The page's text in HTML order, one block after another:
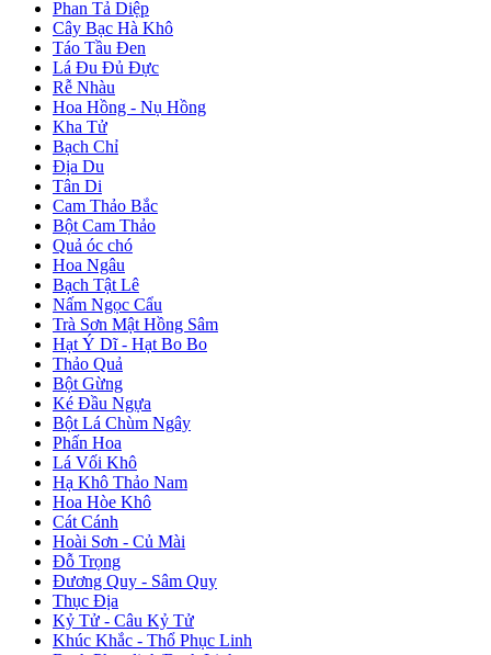
Phan Tả Diệp
Cây Bạc Hà Khô
Táo Tầu Đen
Lá Đu Đủ Đực
Rễ Nhàu
Hoa Hồng - Nụ Hồng
Kha Tử
Bạch Chỉ
Địa Du
Tân Di
Cam Thảo Bắc
Bột Cam Thảo
Quả óc chó
Hoa Ngâu
Bạch Tật Lê
Nấm Ngọc Cẩu
Trà Sơn Mật Hồng Sâm
Hạt Ý Dĩ - Hạt Bo Bo
Thảo Quả
Bột Gừng
Ké Đầu Ngựa
Bột Lá Chùm Ngây
Phấn Hoa
Lá Vối Khô
Hạ Khô Thảo Nam
Hoa Hòe Khô
Cát Cánh
Hoài Sơn - Củ Mài
Đỗ Trọng
Đương Quy - Sâm Quy
Thục Địa
Kỷ Tử - Câu Kỷ Tử
Khúc Khắc - Thổ Phục Linh